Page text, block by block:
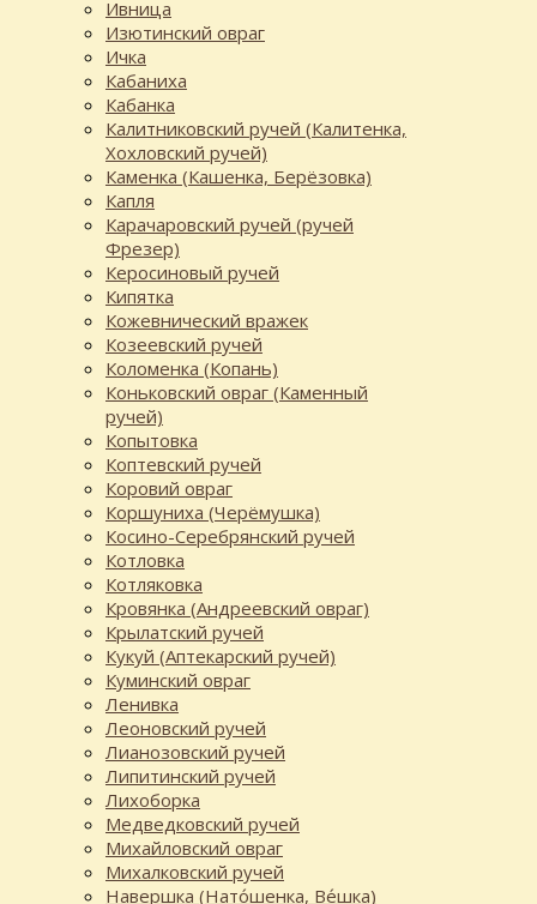
Ивница
Изютинский овраг
Ичка
Кабаниха
Кабанка
Калитниковский ручей (Калитенка,
Хохловский ручей)
Каменка (Кашенка, Берёзовка)
Капля
Карачаровский ручей (ручей
Фрезер)
Керосиновый ручей
Кипятка
Кожевнический вражек
Козеевский ручей
Коломенка (Копань)
Коньковский овраг (Каменный
ручей)
Копытовка
Коптевский ручей
Коровий овраг
Коршуниха (Черёмушка)
Косино-Серебрянский ручей
Котловка
Котляковка
Кровянка (Андреевский овраг)
Крылатский ручей
Кукуй (Аптекарский ручей)
Куминский овраг
Ленивка
Леоновский ручей
Лианозовский ручей
Липитинский ручей
Лихоборка
Медведковский ручей
Михайловский овраг
Михалковский ручей
Навершка (Нато́шенка, Ве́шка)